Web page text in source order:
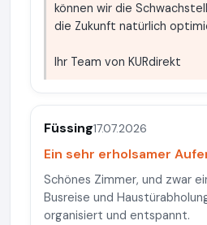
können wir die
die Zukunft natürlich
Ihr Team von KURdirekt
Füssing17.07.2026
Ein sehr erholsamer
Schönes Zimmer, und zwar
Busreise und
organisiert und entspannt.